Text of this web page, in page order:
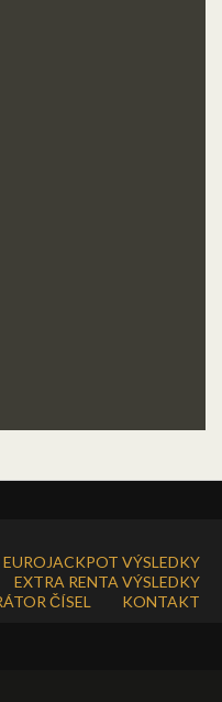
EUROJACKPOT VÝSLEDKY
EXTRA RENTA VÝSLEDKY
ČÍSEL KONTAKT